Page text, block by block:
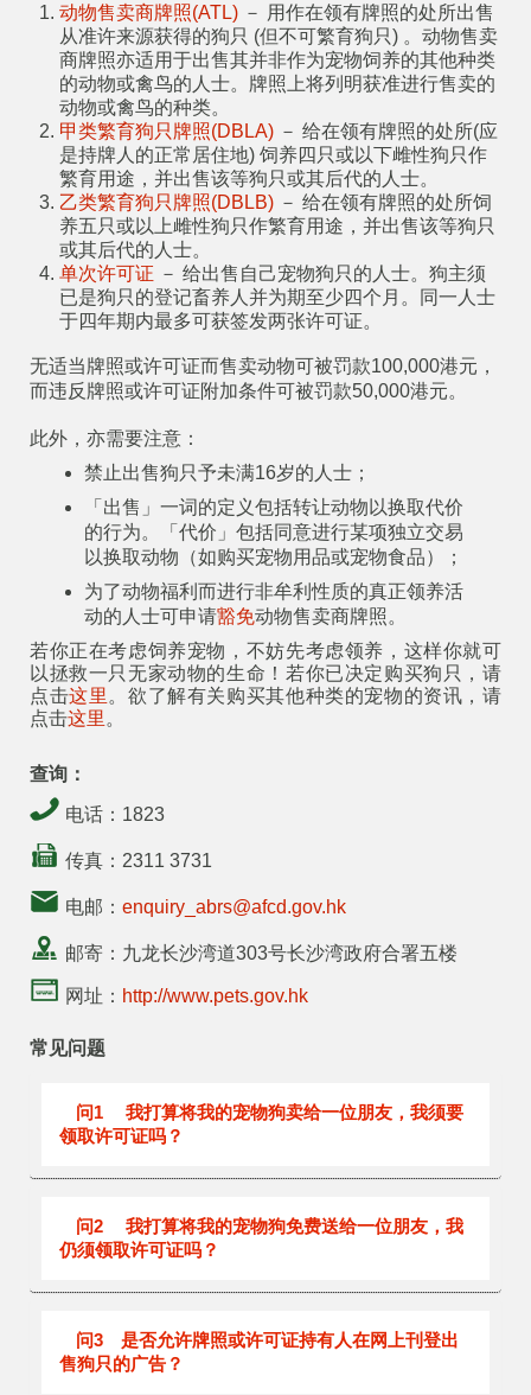
动物售卖商牌照(ATL) － 用作在领有牌照的处所出售
从准许来源获得的狗只 (但不可繁育狗只) 。动物售卖
商牌照亦适用于出售其并非作为宠物饲养的其他种类
的动物或禽鸟的人士。牌照上将列明获准进行售卖的
动物或禽鸟的种类。
甲类繁育狗只牌照(DBLA) － 给在领有牌照的处所(应
是持牌人的正常居住地) 饲养四只或以下雌性狗只作
繁育用途，并出售该等狗只或其后代的人士。
乙类繁育狗只牌照(DBLB) － 给在领有牌照的处所饲
养五只或以上雌性狗只作繁育用途，并出售该等狗只
或其后代的人士。
单次许可证 － 给出售自己宠物狗只的人士。狗主须
已是狗只的登记畜养人并为期至少四个月。同一人士
于四年期内最多可获签发两张许可证。
无适当牌照或许可证而售卖动物可被罚款100,000港元，
而违反牌照或许可证附加条件可被罚款50,000港元。
此外，亦需要注意：
禁止出售狗只予未满16岁的人士；
「出售」一词的定义包括转让动物以换取代价
的行为。「代价」包括同意进行某项独立交易
以换取动物（如购买宠物用品或宠物食品）；
为了动物福利而进行非牟利性质的真正领养活
动的人士可申请豁免动物售卖商牌照。
若你正在考虑饲养宠物，不妨先考虑领养，这样你就可
以拯救一只无家动物的生命！若你已决定购买狗只，请
点击这里 。欲了解有关购买其他种类的宠物的资讯，请
点击这里 。
查询：
电话：1823
传真：2311 3731
电邮： enquiry_abrs@afcd.gov.hk
邮寄：九龙长沙湾道303号长沙湾政府合署五楼
网址： http://www.pets.gov.hk
常见问题
问1
我打算将我的宠物狗卖给一位朋友，我须要
领取许可证吗？
问2
我打算将我的宠物狗免费送给一位朋友，我
仍须领取许可证吗？
问3
是否允许牌照或许可证持有人在网上刊登出
售狗只的广告？